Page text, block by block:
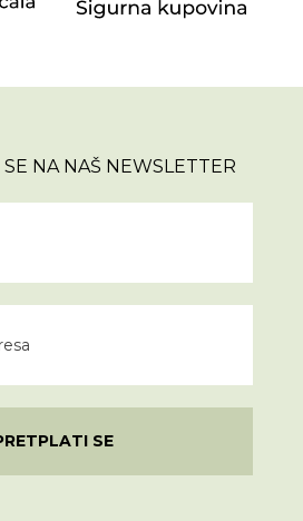
NA NAŠ NEWSLETTER
SE